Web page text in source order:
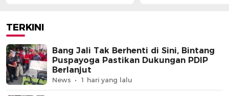
TERKINI
Bang Jali Tak Berhenti di Sini, Bintang
Puspayoga Pastikan Dukungan PDIP
Berlanjut
News 1 hari yang lalu